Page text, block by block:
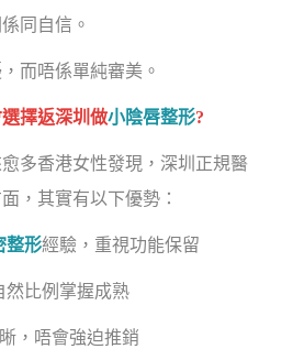
同自信。
而唔係單純審美。
擇返深圳做小陰唇整形?
多香港女性發現，深圳正規醫
，其實有以下優勢：
整形經驗，重視功能保留
然比例掌握成熟
，唔會強迫推銷